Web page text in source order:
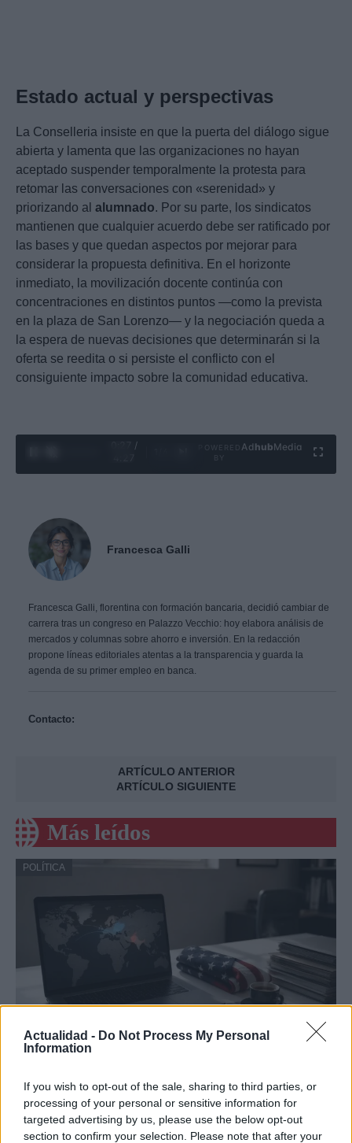
Actualidad - Do Not Process My Personal
Information
If you wish to opt-out of the sale, sharing to third parties, or
processing of your personal or sensitive information for
targeted advertising by us, please use the below opt-out
section to confirm your selection. Please note that after your
Estado actual y perspectivas
La Conselleria insiste en que la puerta del diálogo sigue
abierta y lamenta que las organizaciones no hayan
aceptado suspender temporalmente la protesta para
retomar las conversaciones con «serenidad» y
priorizando al alumnado. Por su parte, los sindicatos
mantienen que cualquier acuerdo debe ser ratificado por
las bases y que quedan aspectos por mejorar para
considerar la propuesta definitiva. En el horizonte
inmediato, la movilización docente continúa con
concentraciones en distintos puntos —como la prevista
en la plaza de San Lorenzo— y la negociación queda a
la espera de nuevas decisiones que determinarán si la
oferta se reedita o si persiste el conflicto con el
consiguiente impacto sobre la comunidad educativa.
0:28 /
Ad hubMedia
Francesca Galli
Francesca Galli, florentina con formación bancaria, decidió cambiar de
carrera tras un congreso en Palazzo Vecchio: hoy elabora análisis de
mercados y columnas sobre ahorro e inversión. En la redacción
propone líneas editoriales atentas a la transparencia y guarda la
agenda de su primer empleo en banca.
Contacto:
ARTÍCULO ANTERIOR
ARTÍCULO SIGUIENTE
Más leídos
POLÍTICA
Cómo la política internacional de Trump
está cambiando las posturas de sus
seguidores más cercanos
La política exterior de Donald Trump, especialmente en…